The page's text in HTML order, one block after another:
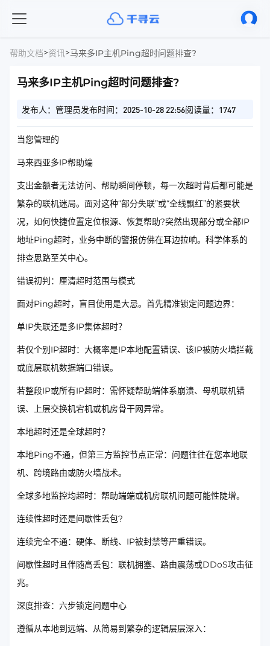
帮助文档>资讯>马来多IP主机Ping超时问题排查?
马来多IP主机Ping超时问题排查?
发布人：管理员发布时间：2025-10-28 22:56阅读量：1747
当您管理的
马来西亚多IP帮助端
支出金额者无法访问、帮助瞬间停顿，每一次超时背后都可能是
繁杂的联机迷局。面对这种“部分失联”或“全线飘红”的紧要状
况，如何快捷位置定位根源、恢复帮助?突然出现部分或全部IP
地址Ping超时，业务中断的警报仿佛在耳边拉响。科学体系的
排查思路至关中心。
错误初判：厘清超时范围与模式
面对Ping超时，盲目使用是大忌。首先精准锁定问题边界：
单IP失联还是多IP集体超时？
若仅个别IP超时：大概率是IP本地配置错误、该IP被防火墙拦截
或底层联机数据端口错误。
若整段IP或所有IP超时：需怀疑帮助端体系崩溃、母机联机错
误、上层交换机宕机或机房骨干网异常。
本地超时还是全球超时？
本地Ping不通，但第三方监控节点正常：问题往往在您本地联
机、跨境路由或防火墙战术。
全球多地监控均超时：帮助端端或机房联机问题可能性陡增。
连续性超时还是间歇性丢包?
连续完全不通：硬体、断线、IP被封禁等严重错误。
间歇性超时且伴随高丢包：联机拥塞、路由震荡或DDoS攻击征
兆。
深度排查：六步锁定问题中心
遵循从本地到远端、从简易到繁杂的逻辑层层深入：